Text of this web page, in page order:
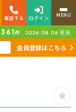
電話する ログイン MENU
361件 2026.08.06 更新
会員登録はこちら